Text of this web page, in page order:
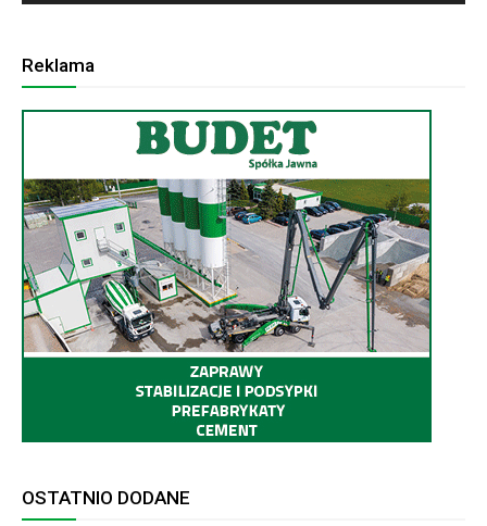
Reklama
OSTATNIO DODANE